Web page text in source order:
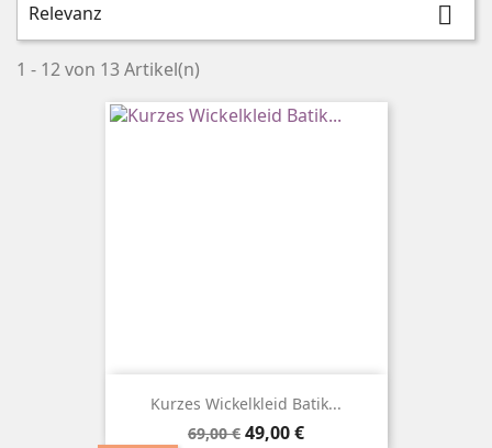
Relevanz 
1 - 12 von 13 Artikel(n)
Kurzes Wickelkleid Batik...
Verkaufspreis
69,00 € Preis
49,00 €